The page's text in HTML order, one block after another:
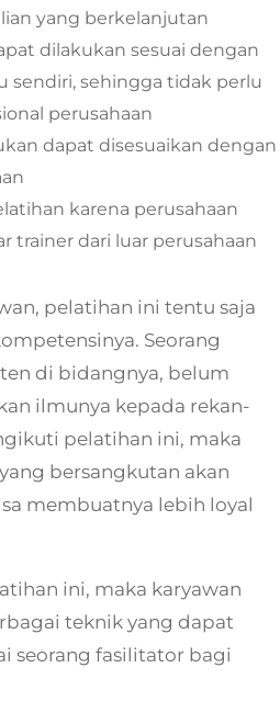
yang berkelanjutan
dilakukan sesuai dengan
sendiri, sehingga tidak perlu
perusahaan
dapat disesuaikan dengan
karena perusahaan
trainer dari luar perusahaan
pelatihan ini tentu saja
Seorang
di bidangnya, belum
ilmunya kepada rekan-
pelatihan ini, maka
bersangkutan akan
membuatnya lebih loyal
ini, maka karyawan
teknik yang dapat
seorang fasilitator bagi